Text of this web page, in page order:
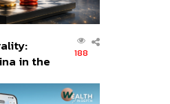
in the
188